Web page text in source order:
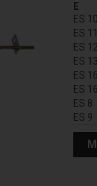
E
ES 10
ES 11
ES 12
ES 13
ES 16
ES
ES 8
ES 9